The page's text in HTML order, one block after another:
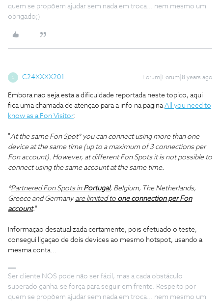
quem se propõem ajudar sem nada em troca... nem mesmo um
obrigado;)
C C24XXXX201 Forum|Forum|8 years ago
Embora nao seja esta a dificuldade reportada neste topico, aqui
fica uma chamada de atençao para a info na paginaAll you need to
know as a Fon Visitor:
"At the same Fon Spot* you can connect using more than one
device at the same time (up to a maximum of 3 connections per
Fon account). However, at different Fon Spots it is not possible to
connect using the same account at the same time.
*Partnered Fon Spots in Portugal, Belgium, The Netherlands,
Greece and Germany are limited to one connection per Fon
account."
Informaçao desatualizada certamente, pois efetuado o teste,
consegui ligaçao de dois devices ao mesmo hotspot, usando a
mesma conta...
Ser cliente NOS pode não ser fácil, mas a cada obstáculo
superado ganha-se força para seguir em frente. Respeito por
quem se propõem ajudar sem nada em troca... nem mesmo um